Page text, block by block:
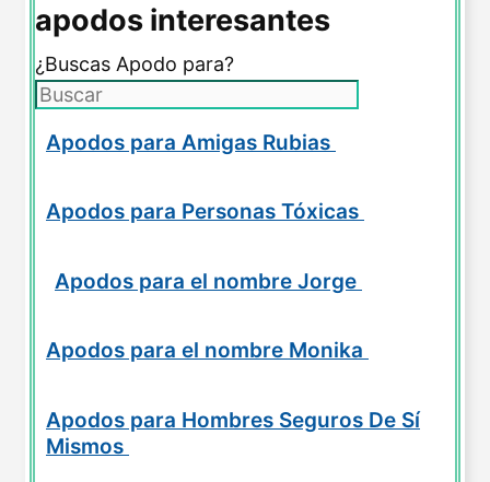
apodos interesantes
¿Buscas Apodo para?
Apodos para Amigas Rubias
Apodos para Personas Tóxicas
Apodos para el nombre Jorge
Apodos para el nombre Monika
Apodos para Hombres Seguros De Sí
Mismos